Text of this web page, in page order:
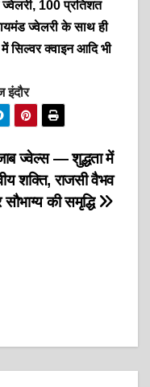
ज्वेलरी, 100 प्रतिशत
ज्वेलरी के साथ ही
सिल्वर क्वाइन आदि भी
इंदौर
ज्वेल्स — शुद्धता में
शक्ति, राजसी वैभव
की समृद्धि